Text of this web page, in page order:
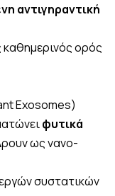
αντιγηραντική
ορός
Exosomes)
φυτικά
ως νανο-
συστατικών